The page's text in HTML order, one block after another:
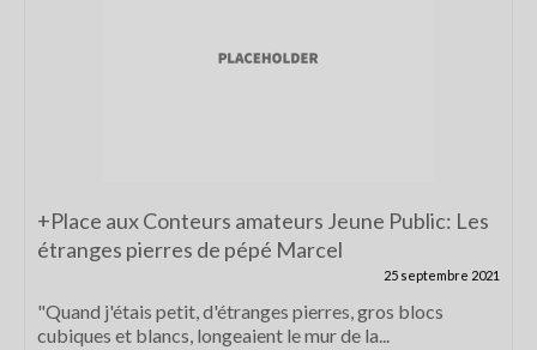
+Place aux Conteurs amateurs Jeune Public: Les
étranges pierres de pépé Marcel
25 septembre 2021
"Quand j'étais petit, d'étranges pierres, gros blocs
cubiques et blancs, longeaient le mur de la...